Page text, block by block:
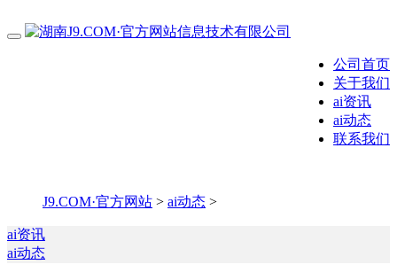
公司首页
关于我们
ai资讯
ai动态
联系我们
J9.COM·官方网站 > ai动态 >
ai资讯
ai动态